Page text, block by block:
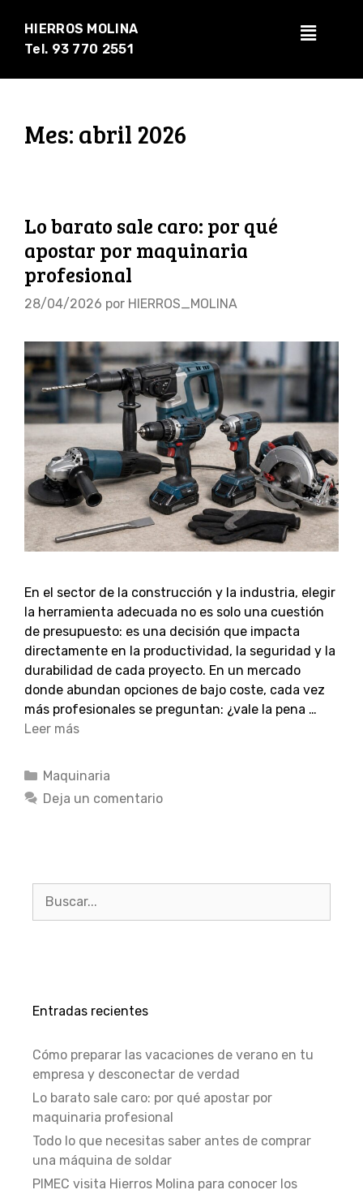
HIERROS MOLINA
Tel. 93 770 2551
Mes: abril 2026
Lo barato sale caro: por qué
apostar por maquinaria
profesional
28/04/2026 por HIERROS_MOLINA
En el sector de la construcción y la industria, elegir
la herramienta adecuada no es solo una cuestión
de presupuesto: es una decisión que impacta
directamente en la productividad, la seguridad y la
durabilidad de cada proyecto. En un mercado
donde abundan opciones de bajo coste, cada vez
más profesionales se preguntan: ¿vale la pena …
Leer más
Maquinaria
Deja un comentario
Entradas recientes
Cómo preparar las vacaciones de verano en tu
empresa y desconectar de verdad
Lo barato sale caro: por qué apostar por
maquinaria profesional
Todo lo que necesitas saber antes de comprar
una máquina de soldar
PIMEC visita Hierros Molina para conocer los